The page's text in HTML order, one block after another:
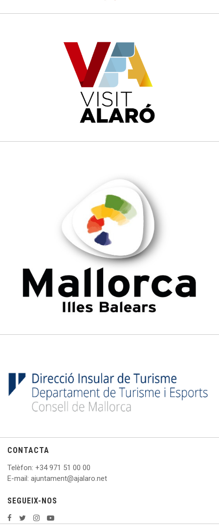
CONTACTA
Telèfon: +34 971 51 00 00
E-mail: ajuntament@ajalaro.net
SEGUEIX-NOS